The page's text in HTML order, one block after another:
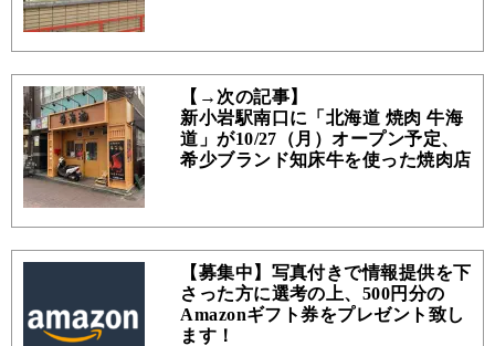
【→次の記事】
新小岩駅南口に「北海道 焼肉 牛海
道」が10/27（月）オープン予定、
希少ブランド知床牛を使った焼肉店
【募集中】写真付きで情報提供を下
さった方に選考の上、500円分の
Amazonギフト券をプレゼント致し
ます！